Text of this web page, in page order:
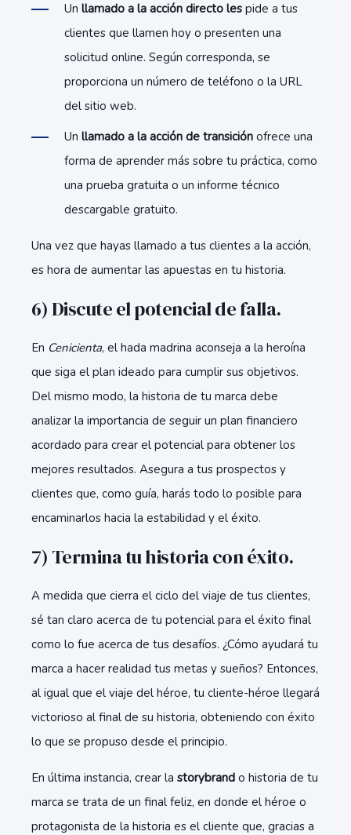
Un llamado a la acción directo les pide a tus
clientes que llamen hoy o presenten una
solicitud online. Según corresponda, se
proporciona un número de teléfono o la URL
del sitio web.
Un llamado a la acción de transición ofrece una
forma de aprender más sobre tu práctica, como
una prueba gratuita o un informe técnico
descargable gratuito.
Una vez que hayas llamado a tus clientes a la acción,
es hora de aumentar las apuestas en tu historia.
6) Discute el potencial de falla.
En Cenicienta, el hada madrina aconseja a la heroína
que siga el plan ideado para cumplir sus objetivos.
Del mismo modo, la historia de tu marca debe
analizar la importancia de seguir un plan financiero
acordado para crear el potencial para obtener los
mejores resultados. Asegura a tus prospectos y
clientes que, como guía, harás todo lo posible para
encaminarlos hacia la estabilidad y el éxito.
7) Termina tu historia con éxito.
A medida que cierra el ciclo del viaje de tus clientes,
sé tan claro acerca de tu potencial para el éxito final
como lo fue acerca de tus desafíos. ¿Cómo ayudará tu
marca a hacer realidad tus metas y sueños? Entonces,
al igual que el viaje del héroe, tu cliente-héroe llegará
victorioso al final de su historia, obteniendo con éxito
lo que se propuso desde el principio.
En última instancia, crear la storybrand o historia de tu
marca se trata de un final feliz, en donde el héroe o
protagonista de la historia es el cliente que, gracias a